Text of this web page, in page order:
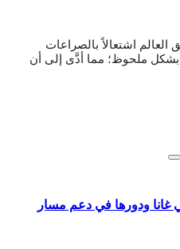
في غانا ودورها في دعم مسار
العالم اشتعالاً بالصراعات
بشكل ملحوظ؛ مما أدَّى إلى أن